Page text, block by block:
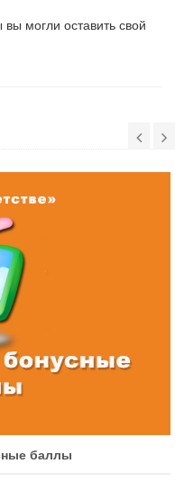
вы могли оставить свой
баллы